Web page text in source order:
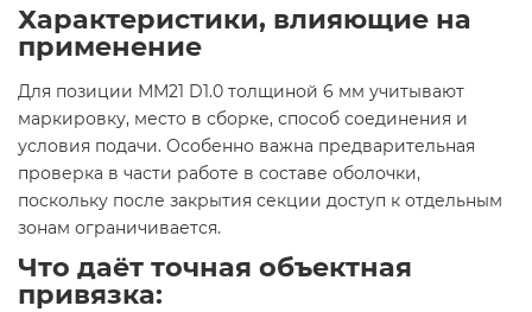
Характеристики, влияющие на
применение
Для позиции ММ21 D1.0 толщиной 6 мм учитывают
маркировку, место в сборке, способ соединения и
условия подачи. Особенно важна предварительная
проверка в части работе в составе оболочки,
поскольку после закрытия секции доступ к отдельным
зонам ограничивается.
Что даёт точная объектная
привязка: